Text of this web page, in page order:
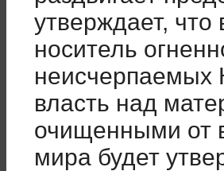
утверждает,
носитель
неисчерпаемых
власть над
очищенными от
мира будет